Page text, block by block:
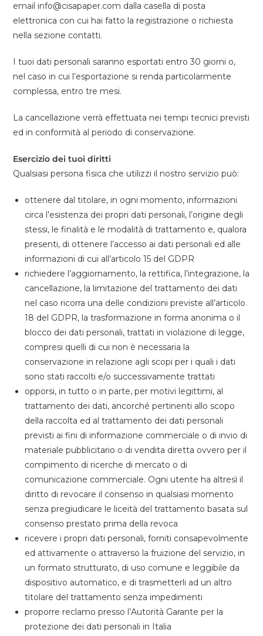
email info@cisapaper.com dalla casella di posta
elettronica con cui hai fatto la registrazione o richiesta
nella sezione contatti.
I tuoi dati personali saranno esportati entro 30 giorni o,
nel caso in cui l’esportazione si renda particolarmente
complessa, entro tre mesi.
La cancellazione verrà effettuata nei tempi tecnici previsti
ed in conformità al periodo di conservazione.
Esercizio dei tuoi diritti
Qualsiasi persona fisica che utilizzi il nostro servizio può:
ottenere dal titolare, in ogni momento, informazioni
circa l’esistenza dei propri dati personali, l’origine degli
stessi, le finalità e le modalità di trattamento e, qualora
presenti, di ottenere l’accesso ai dati personali ed alle
informazioni di cui all’articolo 15 del GDPR
richiedere l’aggiornamento, la rettifica, l’integrazione, la
cancellazione, la limitazione del trattamento dei dati
nel caso ricorra una delle condizioni previste all’articolo
18 del GDPR, la trasformazione in forma anonima o il
blocco dei dati personali, trattati in violazione di legge,
compresi quelli di cui non è necessaria la
conservazione in relazione agli scopi per i quali i dati
sono stati raccolti e/o successivamente trattati
opporsi, in tutto o in parte, per motivi legittimi, al
trattamento dei dati, ancorché pertinenti allo scopo
della raccolta ed al trattamento dei dati personali
previsti ai fini di informazione commerciale o di invio di
materiale pubblicitario o di vendita diretta ovvero per il
compimento di ricerche di mercato o di
comunicazione commerciale. Ogni utente ha altresì il
diritto di revocare il consenso in qualsiasi momento
senza pregiudicare le liceità del trattamento basata sul
consenso prestato prima della revoca
ricevere i propri dati personali, forniti consapevolmente
ed attivamente o attraverso la fruizione del servizio, in
un formato strutturato, di uso comune e leggibile da
dispositivo automatico, e di trasmetterli ad un altro
titolare del trattamento senza impedimenti
proporre reclamo presso l’Autorità Garante per la
protezione dei dati personali in Italia